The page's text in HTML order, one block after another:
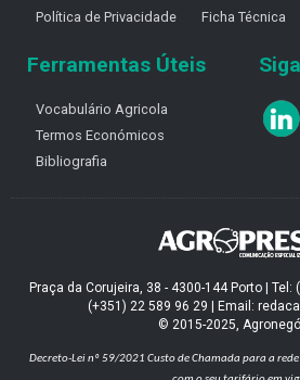
Política de Privacidade
Ficha Técnica
Ferramentas Úteis
Vocabulário Agricola
Termos Económicos
Bibliografia
Praça da Corujeira, 38 - 4300-144 Porto | Tel:
(+351) 22 589 96 29 | Email:
© 2015-2025,
Decreto-Lei nº 59/2021 Custo de Chamada para a